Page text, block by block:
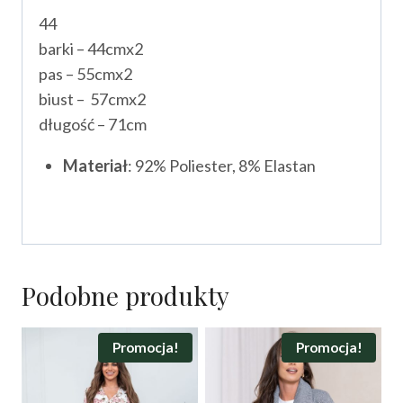
44
barki – 44cmx2
pas – 55cmx2
biust – 57cmx2
długość – 71cm
Materiał: 92% Poliester, 8% Elastan
Podobne produkty
Promocja! Promocja!